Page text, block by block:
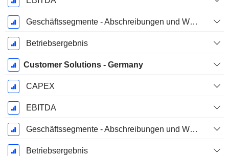
Geschäftssegmente - Abschreibungen und Wertminderungen
Betriebsergebnis
Customer Solutions - Germany
CAPEX
EBITDA
Geschäftssegmente - Abschreibungen und Wertminderungen
Betriebsergebnis